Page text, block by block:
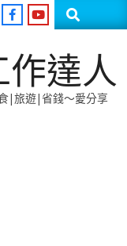
Search
作達人
|旅遊|省錢～愛分享